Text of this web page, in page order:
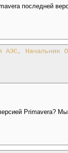
последней
АЭС, Начальник
Primavera?